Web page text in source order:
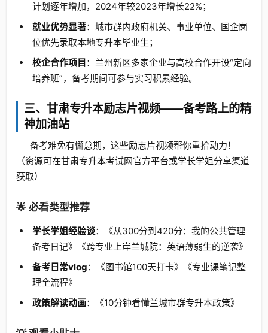
计划逐年增加，2024年较2023年增长22%；
就业优势显著：城市群内政府机关、事业单位、国企岗
位优先录取本地专升本毕业生；
校企合作项目 ：兰州新区多家企业与高校合作开设“定向
培养班”，备考期间可参与实习积累经验。
三、甘肃专升本励志片视频——备考路上的精
神加油站
备考难免有懈怠期，这些励志片视频帮你重拾动力！
（资源可在甘肃专升本考试网官方平台或学长学姐分享渠道
获取）
🌟 必看类型推荐
学长学姐经验谈：《从300分到420分：我的公共管理
备考日记》《跨专业上岸兰城院：英语薄弱生的逆袭》
备考日常vlog：《图书馆100天打卡》《专业课笔记整
理全流程》
政策解读动画：《10分钟看懂兰城市群专升本政策》